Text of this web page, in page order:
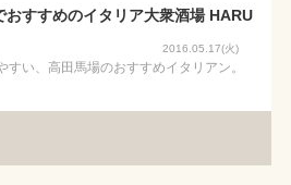
おすすめのイタリア大衆酒場 HARU
い、高田馬場のおすすめイタリアン。
2016.05.17(火)